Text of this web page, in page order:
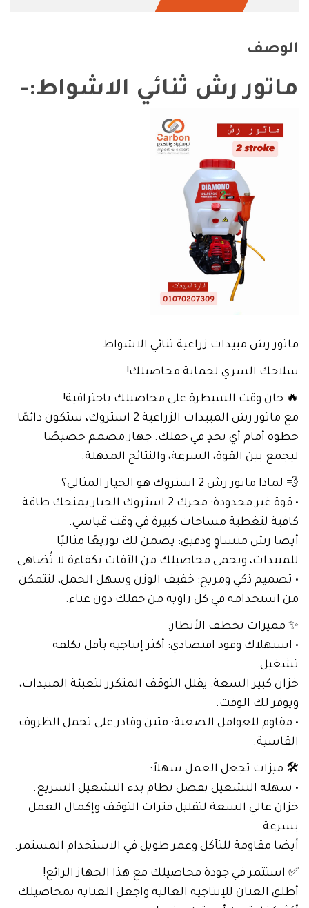
الوصف
ماتور رش ثنائي الاشواط:-
ماتور رش مبيدات زراعية ثنائي الاشواط
سلاحك السري لحماية محاصيلك!
🔥 حان وقت السيطرة على محاصيلك باحترافية!
مع ماتور رش المبيدات الزراعية 2 استروك، ستكون دائمًا
خطوة أمام أي تحدٍ في حقلك. جهاز مصمم خصيصًا
ليجمع بين القوة، السرعة، والنتائج المذهلة.
💨 لماذا ماتور رش 2 استروك هو الخيار المثالي؟
• قوة غير محدودة: محرك 2 استروك الجبار يمنحك طاقة
كافية لتغطية مساحات كبيرة في وقت قياسي.
أيضا رش متساوٍ ودقيق: يضمن لك توزيعًا مثاليًا
للمبيدات، ويحمي محاصيلك من الآفات بكفاءة لا تُضاهى.
• تصميم ذكي ومريح: خفيف الوزن وسهل الحمل، لتتمكن
من استخدامه في كل زاوية من حقلك دون عناء.
✨ مميزات تخطف الأنظار:
• استهلاك وقود اقتصادي: أكثر إنتاجية بأقل تكلفة
تشغيل.
خزان كبير السعة: يقلل التوقف المتكرر لتعبئة المبيدات،
ويوفر لك الوقت.
• مقاوم للعوامل الصعبة: متين وقادر على تحمل الظروف
القاسية.
🛠️ ميزات تجعل العمل سهلاً:
• سهلة التشغيل بفضل نظام بدء التشغيل السريع.
خزان عالي السعة لتقليل فترات التوقف وإكمال العمل
بسرعة.
أيضا مقاومة للتآكل وعمر طويل في الاستخدام المستمر.
✅ استثمر في جودة محاصيلك مع هذا الجهاز الرائع!
أطلق العنان للإنتاجية العالية واجعل العناية بمحاصيلك